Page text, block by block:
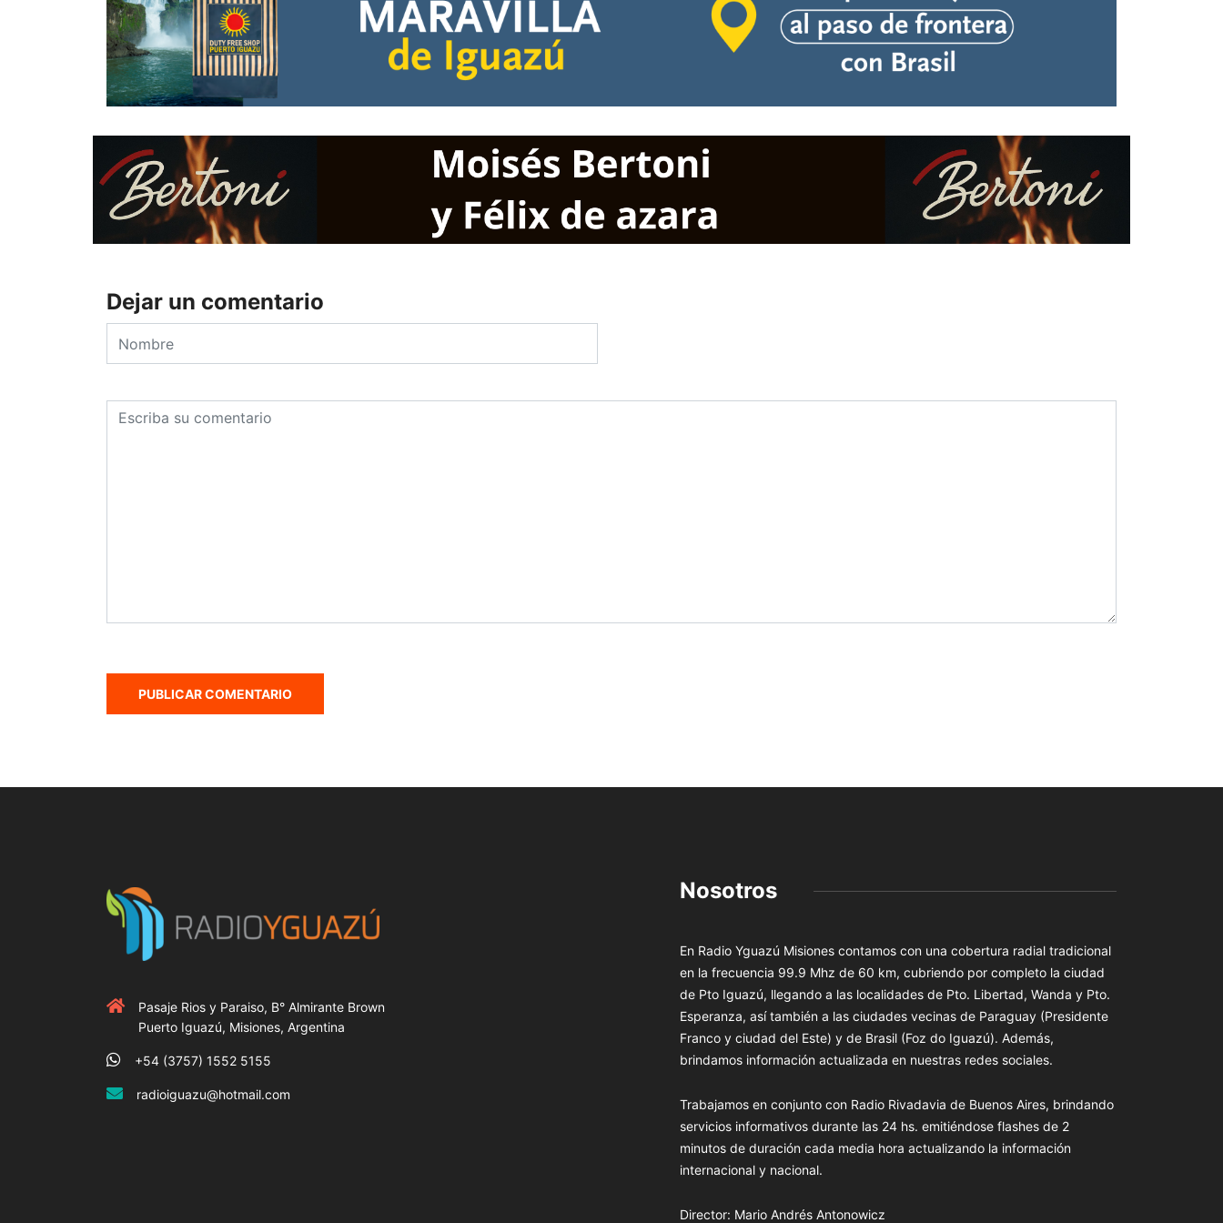
Dejar un comentario
Pasaje Rios y Paraiso, B° Almirante Brown
Puerto Iguazú, Misiones, Argentina
+54 (3757) 1552 5155
radioiguazu@hotmail.com
Nosotros
En Radio Yguazú Misiones contamos con una cobertura radial tradicional
en la frecuencia 99.9 Mhz de 60 km, cubriendo por completo la ciudad
de Pto Iguazú, llegando a las localidades de Pto. Libertad, Wanda y Pto.
Esperanza, así también a las ciudades vecinas de Paraguay (Presidente
Franco y ciudad del Este) y de Brasil (Foz do Iguazú). Además,
brindamos información actualizada en nuestras redes sociales.
Trabajamos en conjunto con Radio Rivadavia de Buenos Aires, brindando
servicios informativos durante las 24 hs. emitiéndose flashes de 2
minutos de duración cada media hora actualizando la información
internacional y nacional.
Director: Mario Andrés Antonowicz